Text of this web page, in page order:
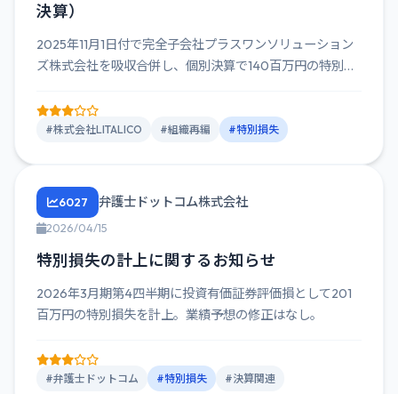
決算）
2025年11月1日付で完全子会社プラスワンソリューション
ズ株式会社を吸収合併し、個別決算で140百万円の特別損
#株式会社LITALICO #組織再編 #特別損失
6027 弁護士ドットコム株式会社
2026/04/15
特別損失の計上に関するお知らせ
2026年3月期第4四半期に投資有価証券評価損として201
百万円の特別損失を計上。業績予想の修正はなし。
#弁護士ドットコム #特別損失 #決算関連